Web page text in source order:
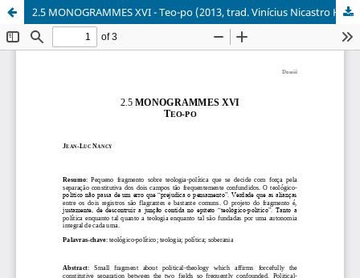
2.5 MONOGRAMMES XVI - Teo-po (2013, trad. Vinícius Nicastro Honesko)